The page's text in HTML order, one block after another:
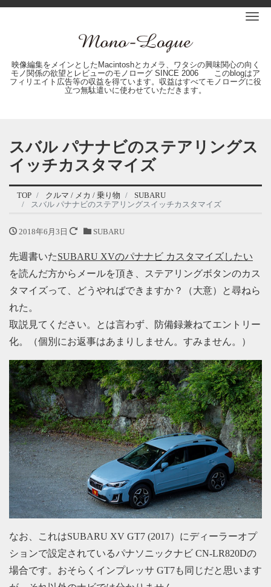
映像編集をメインとしたMacintoshとカメラ、ワタシの興味関心の向く
モノ関係の欲望とレビューのモノローグ SINCE 2006 このblogはア
フィリエイト広告等の収益を得ています。収益はすべてモノローグに役
立つ無駄遣いに使わせていただきます。
スバル パナナビのステアリングス
イッチカスタマイズ
TOP クルマ / メカ / 乗り物
SUBARU
スバル パナナビのステアリングスイッチカスタマイズ
2018年6月3日 SUBARU
先週書いたSUBARU XVのパナナビ カスタマイズしたい
を読んだ方からメールを頂き、ステアリングボタンのカス
タマイズって、どうやればできますか？（大意）と尋ねら
れた。
取説見てください。とは言わず、防備録兼ねてエントリー
化。（個別にお返事はあまりしません。すみません。）
なお、これはSUBARU XV GT7 (2017）にディーラーオプ
ションで設定されているパナソニックナビ CN-LR820Dの
場合です。おそらくインプレッサ GT7も同じだと思います